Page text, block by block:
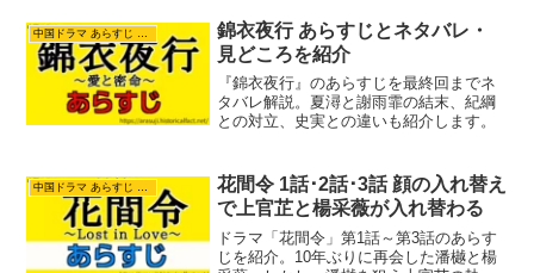
落ち、弓を射られて負傷してしまった楚
北捷の運命などを紹介します。
中国ドラマ あらすじ ネタバレ
錦衣夜行 あらすじとネタバレ・
見どころを紹介
『錦衣夜行』のあらすじを最終回までネ
タバレ解説。夏潯と謝雨霏の結末、紀綱
との対立、史実との違いも紹介します。
中国ドラマ あらすじ ネタバレ
花間令 1話･2話･3話 顔の入れ替え
で上官芷と楊采薇が入れ替わる
ドラマ「花間令」第1話～第3話のあらす
じを紹介。10年ぶりに再会した潘樾と楊